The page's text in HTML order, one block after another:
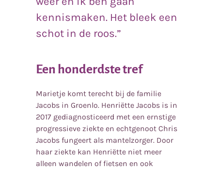
kennismaken. Het bleek een
schot in de roos.”
Een honderdste tref
Marietje komt terecht bij de familie
Jacobs in Groenlo. Henriëtte Jacobs is in
2017 gediagnosticeerd met een ernstige
progressieve ziekte en echtgenoot Chris
Jacobs fungeert als mantelzorger. Door
haar ziekte kan Henriëtte niet meer
alleen wandelen of fietsen en ook